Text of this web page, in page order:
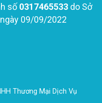
số 0317465533 do Sở
09/09/2022
Thương Mại Dịch Vụ